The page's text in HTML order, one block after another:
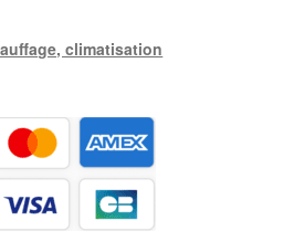
climatisation